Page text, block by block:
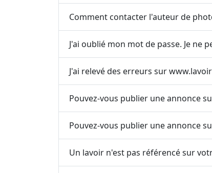
Comment contacter l'auteur de
J'ai oublié mon mot de passe. Je ne
J'ai relevé des erreurs sur
Pouvez-vous publier une annonce
Pouvez-vous publier une annonce
Un lavoir n'est pas référencé sur